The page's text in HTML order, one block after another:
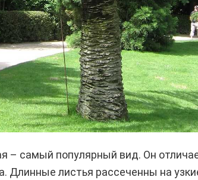
– самый популярный вид. Он
Длинные листья рассеченны на